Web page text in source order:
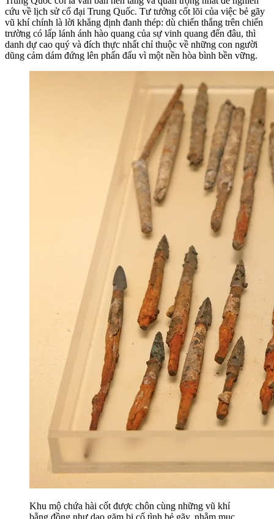
cứu về lịch sử cổ đại Trung Quốc. Tư tưởng cốt lõi của việc bẻ gãy
vũ khí chính là lời khẳng định đanh thép: dù chiến thắng trên chiến
trường có lấp lánh ánh hào quang của sự vinh quang đến đâu, thì
danh dự cao quý và đích thực nhất chỉ thuộc về những con người
dũng cảm dám đứng lên phấn đấu vì một nền hòa bình bền vững.
Khu mộ chứa hài cốt được chôn cùng những vũ khí
bằng đồng như dao găm bị cố tình bẻ gãy, nhằm mục